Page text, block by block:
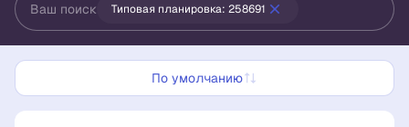
Ваш поиск Типовая планировка: 258691
По умолчанию